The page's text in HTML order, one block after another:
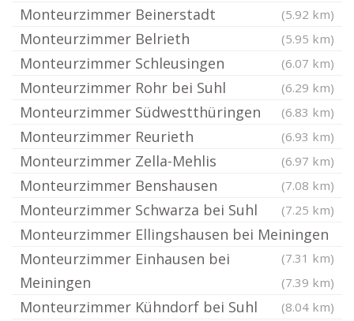
Monteurzimmer Beinerstadt (5.92 km)
Monteurzimmer Belrieth (5.95 km)
Monteurzimmer Schleusingen (6.07 km)
Monteurzimmer Rohr bei Suhl (6.29 km)
Monteurzimmer Südwestthüringen (6.83 km)
Monteurzimmer Reurieth (6.93 km)
Monteurzimmer Zella-Mehlis (6.97 km)
Monteurzimmer Benshausen (7.08 km)
Monteurzimmer Schwarza bei Suhl (7.25 km)
Monteurzimmer Ellingshausen bei Meiningen
(7.31 km)
Monteurzimmer Einhausen bei
Meiningen
(7.39 km)
Monteurzimmer Kühndorf bei Suhl (8.04 km)